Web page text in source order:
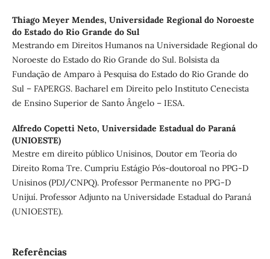
Thiago Meyer Mendes, Universidade Regional do Noroeste
do Estado do Rio Grande do Sul
Mestrando em Direitos Humanos na Universidade Regional do
Noroeste do Estado do Rio Grande do Sul. Bolsista da
Fundação de Amparo à Pesquisa do Estado do Rio Grande do
Sul – FAPERGS. Bacharel em Direito pelo Instituto Cenecista
de Ensino Superior de Santo Ângelo – IESA.
Alfredo Copetti Neto, Universidade Estadual do Paraná
(UNIOESTE)
Mestre em direito público Unisinos, Doutor em Teoria do
Direito Roma Tre. Cumpriu Estágio Pós-doutoroal no PPG-D
Unisinos (PDJ/CNPQ). Professor Permanente no PPG-D
Unijuí. Professor Adjunto na Universidade Estadual do Paraná
(UNIOESTE).
Referências